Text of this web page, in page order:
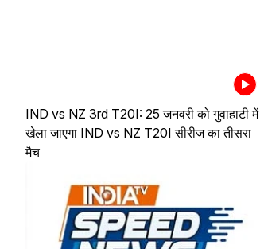
IND vs NZ 3rd T20I: 25 जनवरी को गुवाहाटी में
खेला जाएगा IND vs NZ T20I सीरीज का तीसरा
मैच